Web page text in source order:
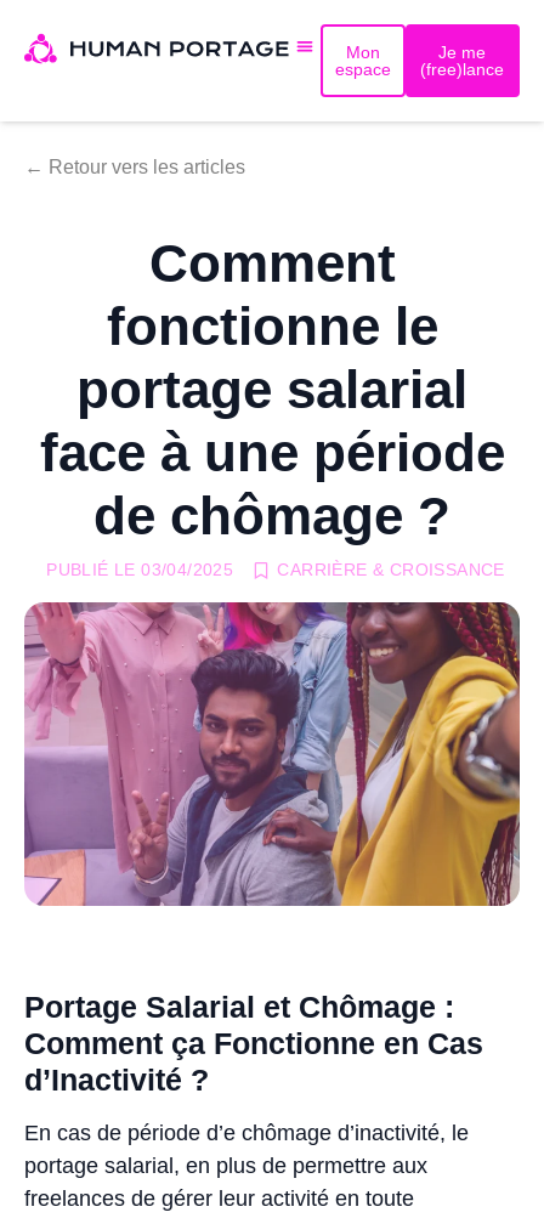
Mon
espace
Je me
(free)lance
← Retour vers les articles
Comment
fonctionne le
portage salarial
face à une période
de chômage ?
PUBLIÉ LE 03/04/2025 CARRIÈRE & CROISSANCE
Portage Salarial et Chômage :
Comment ça Fonctionne en Cas
d’Inactivité ?
En cas de période d’e chômage d’inactivité, le
portage salarial, en plus de permettre aux
freelances de gérer leur activité en toute